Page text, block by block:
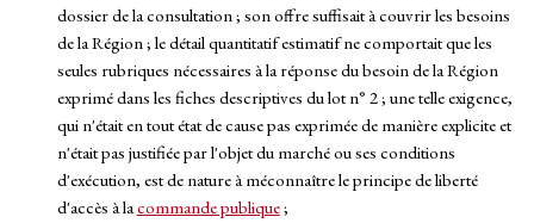
dossier de la consultation ; son offre suffisait à couvrir les besoins
de la Région ; le détail quantitatif estimatif ne comportait que les
seules rubriques nécessaires à la réponse du besoin de la Région
exprimé dans les fiches descriptives du lot n° 2 ; une telle exigence,
qui n'était en tout état de cause pas exprimée de manière explicite et
n'était pas justifiée par l'objet du marché ou ses conditions
d'exécution, est de nature à méconnaître le principe de liberté
d'accès à lacommande publique;